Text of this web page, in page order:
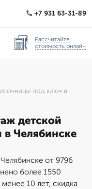
+7 931 63-31-89
Рассчитайте
стоимость онлайн
под ключ в
детской
Челябинске
от 9796
более 1550
10 лет, скидка